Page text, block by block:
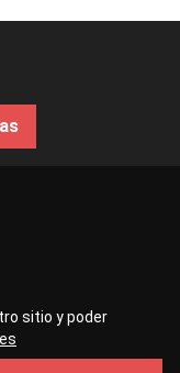
sitio y poder